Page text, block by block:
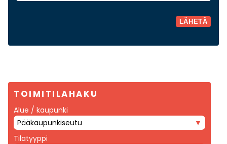
TOIMITILAHAKU
Alue / kaupunki
Pääkaupunkiseutu
Tilatyyppi